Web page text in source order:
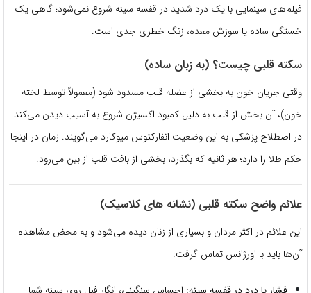
فیلم‌های سینمایی با یک درد شدید در قفسه سینه شروع نمی‌شود؛ گاهی یک
خستگی ساده یا سوزش معده، زنگ خطری جدی است.
سکته قلبی چیست؟ (به زبان ساده)
وقتی جریان خون به بخشی از عضله قلب مسدود شود (معمولاً توسط لخته
خون)، آن بخش از قلب به دلیل کمبود اکسیژن شروع به آسیب دیدن می‌کند.
در اصطلاح پزشکی به این وضعیت انفارکتوس میوکارد می‌گویند. زمان در اینجا
حکم طلا را دارد؛ هر ثانیه که بگذرد، بخشی از بافت قلب از بین می‌رود.
علائم واضح سکته قلبی (نشانه های کلاسیک)
این علائم در اکثر مردان و بسیاری از زنان دیده می‌شود و به محض مشاهده
آن‌ها باید با اورژانس تماس گرفت: